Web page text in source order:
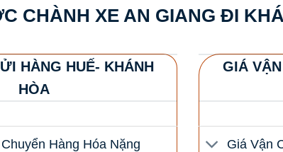
CHÀNH XE AN GIANG ĐI
HÀNG HUẾ- KHÁNH
HÒA
Hàng Hóa Nặng
GIÁ
Giá Vận